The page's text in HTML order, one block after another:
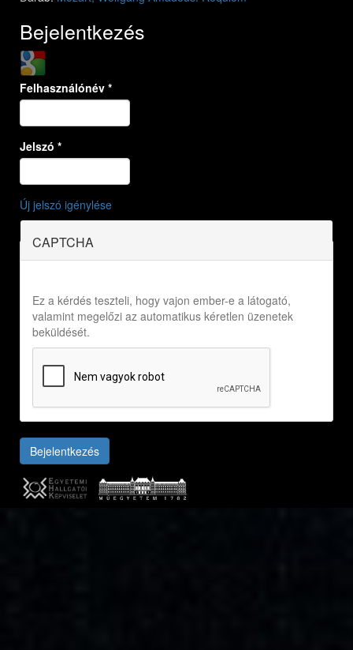
Bejelentkezés
Login with Google
Felhasználónév *
Jelszó *
Új jelszó igénylése
CAPTCHA
Ez a kérdés teszteli, hogy vajon ember-e a látogató,
valamint megelőzi az automatikus kéretlen üzenetek
beküldését.
Bejelentkezés